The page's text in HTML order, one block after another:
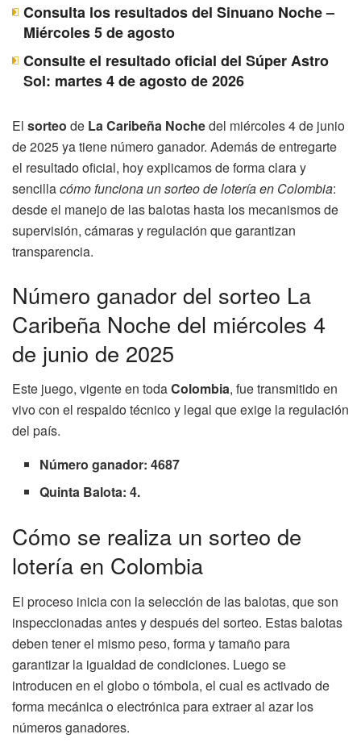
Consulta los resultados del Sinuano Noche –
Miércoles 5 de agosto
Consulte el resultado oficial del Súper Astro
Sol: martes 4 de agosto de 2026
El sorteo de La Caribeña Nochedel miércoles 4 de junio
de 2025 ya tiene número ganador. Además de entregarte
el resultado oficial, hoy explicamos de forma clara y
sencillacómo funciona un sorteo de lotería en Colombia:
desde el manejo de las balotas hasta los mecanismos de
supervisión, cámaras y regulación que garantizan
transparencia.
Número ganador del sorteo La
Caribeña Noche del miércoles 4
de junio de 2025
Este juego, vigente en todaColombia, fue transmitido en
vivo con el respaldo técnico y legal que exige la regulación
del país.
Número ganador: 4687
Quinta Balota: 4.
Cómo se realiza un sorteo de
lotería en Colombia
El proceso inicia con la selección de las balotas, que son
inspeccionadas antes y después del sorteo. Estas balotas
deben tener el mismo peso, forma y tamaño para
garantizar la igualdad de condiciones. Luego se
introducen en el globo o tómbola, el cual es activado de
forma mecánica o electrónica para extraer al azar los
números ganadores.